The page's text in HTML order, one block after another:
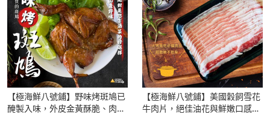
【極海鮮八號鋪】野味烤斑鳩已
醃製入味，外皮金黃酥脆、肉質
【極海鮮八號鋪】美國穀飼雪花
牛肉片，絕佳油花與鮮嫩口感，